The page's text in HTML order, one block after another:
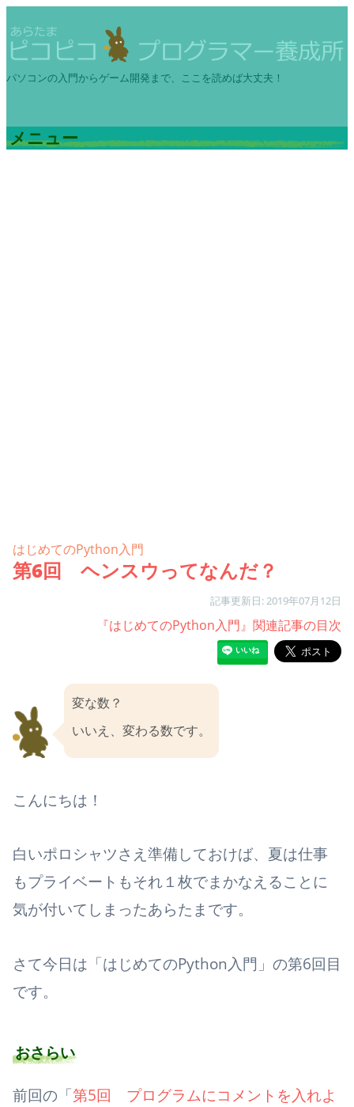
パソコンの入門からゲーム開発まで、ここを読めば大丈夫！
メニュー
はじめてのPython入門
第6回 ヘンスウってなんだ？
記事更新日: 2019年07月12日
『はじめてのPython入門』関連記事の目次
変な数？
いいえ、変わる数です。
こんにちは！
白いポロシャツさえ準備しておけば、夏は仕事
もプライベートもそれ１枚でまかなえることに
気が付いてしまったあらたまです。
さて今日は「はじめてのPython入門」の第6回目
です。
おさらい
前回の「第5回 プログラムにコメントを入れよ